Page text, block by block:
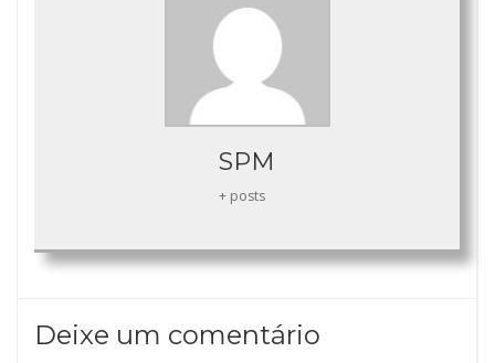
SPM
+ posts
Deixe um comentário